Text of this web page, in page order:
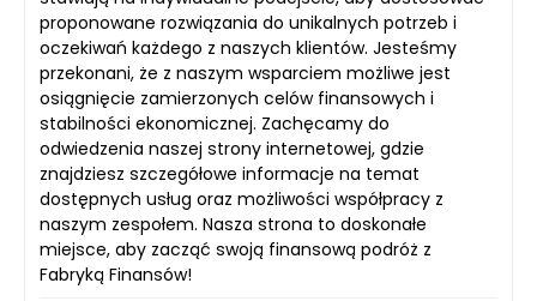
proponowane rozwiązania do unikalnych potrzeb i
oczekiwań każdego z naszych klientów. Jesteśmy
przekonani, że z naszym wsparciem możliwe jest
osiągnięcie zamierzonych celów finansowych i
stabilności ekonomicznej. Zachęcamy do
odwiedzenia naszej strony internetowej, gdzie
znajdziesz szczegółowe informacje na temat
dostępnych usług oraz możliwości współpracy z
naszym zespołem. Nasza strona to doskonałe
miejsce, aby zacząć swoją finansową podróż z
Fabryką Finansów!